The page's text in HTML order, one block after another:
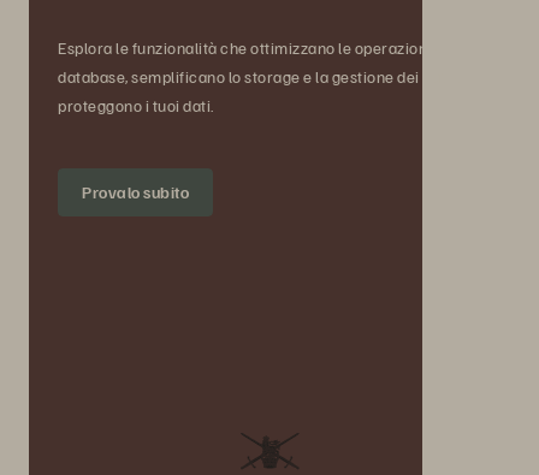
Esplora le funzionalità che ottimizzano le operazioni di
database, semplificano lo storage e la gestione dei dati e
proteggono i tuoi dati.
Provalo subito